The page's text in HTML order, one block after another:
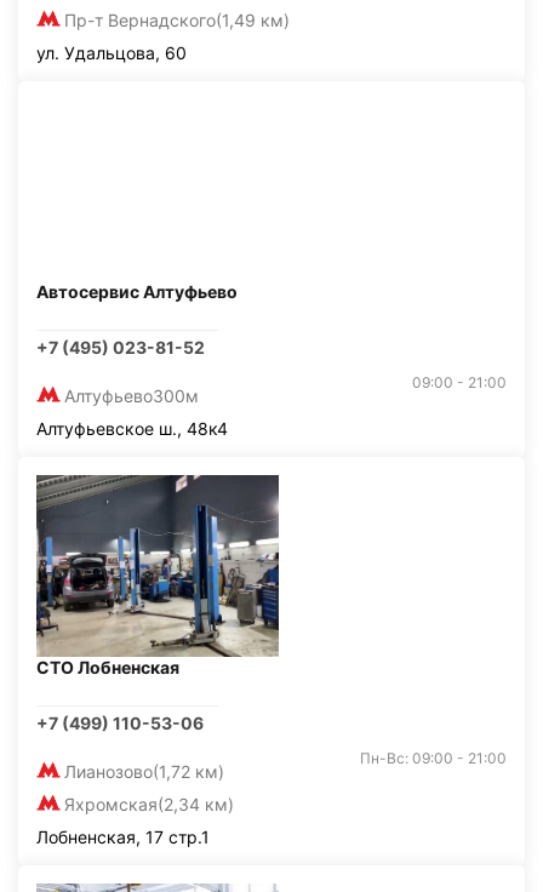
Пр-т Вернадского(1,49 км)
ул. Удальцова, 60
Автосервис Алтуфьево
+7 (495) 023-81-52
Алтуфьево300м
09:00 - 21:00
Алтуфьевское ш., 48к4
СТО Лобненская
+7 (499) 110-53-06
Лианозово(1,72 км)
Яхромская(2,34 км)
Пн-Вс: 09:00 - 21:00
Лобненская, 17 стр.1